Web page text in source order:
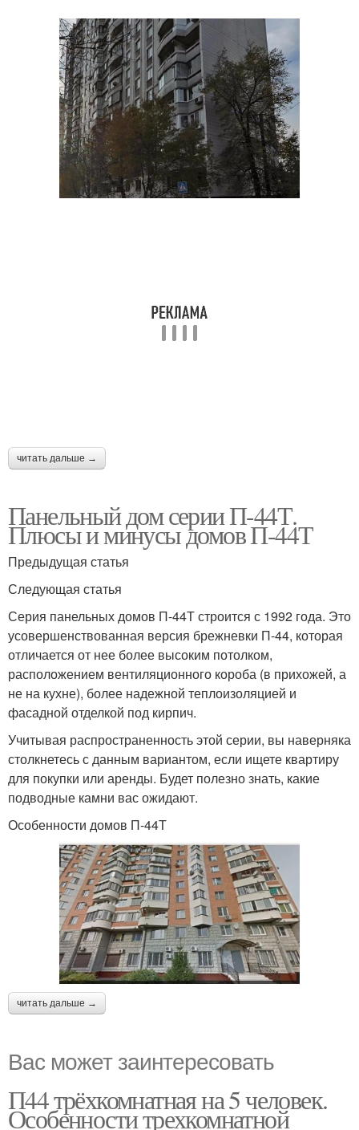
читать дальше →
Панельный дом серии П-44Т.
Плюсы и минусы домов П-44Т
Предыдущая статья
Следующая статья
Серия панельных домов П-44Т строится с 1992 года. Это
усовершенствованная версия брежневки П-44, которая
отличается от нее более высоким потолком,
расположением вентиляционного короба (в прихожей, а
не на кухне), более надежной теплоизоляцией и
фасадной отделкой под кирпич.
Учитывая распространенность этой серии, вы наверняка
столкнетесь с данным вариантом, если ищете квартиру
для покупки или аренды. Будет полезно знать, какие
подводные камни вас ожидают.
Особенности домов П-44Т
читать дальше →
Вас может заинтересовать
П44 трёхкомнатная на 5 человек.
Особенности трехкомнатной